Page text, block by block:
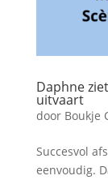
Daphne
uitvaart
door Boukje
Succesvol
eenvoudig.